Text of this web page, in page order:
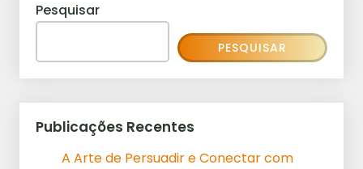
Pesquisar
PESQUISAR
Publicações Recentes
A Arte de Persuadir e Conectar com